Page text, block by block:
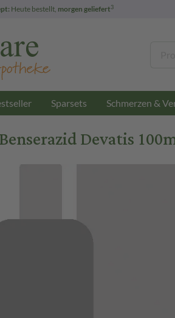
Heute bestellt, morgen geliefert3
Sparsets Schmerzen &
Devatis